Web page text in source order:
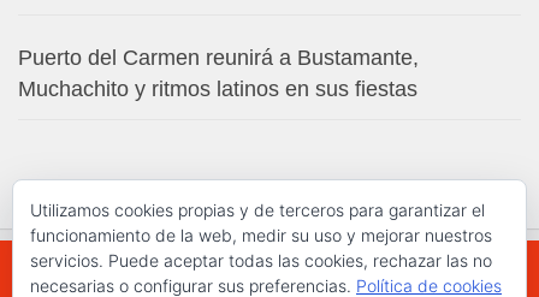
Puerto del Carmen reunirá a Bustamante,
Muchachito y ritmos latinos en sus fiestas
Utilizamos cookies propias y de terceros para garantizar el
funcionamiento de la web, medir su uso y mejorar nuestros
servicios. Puede aceptar todas las cookies, rechazar las no
necesarias o configurar sus preferencias. Política de cookies